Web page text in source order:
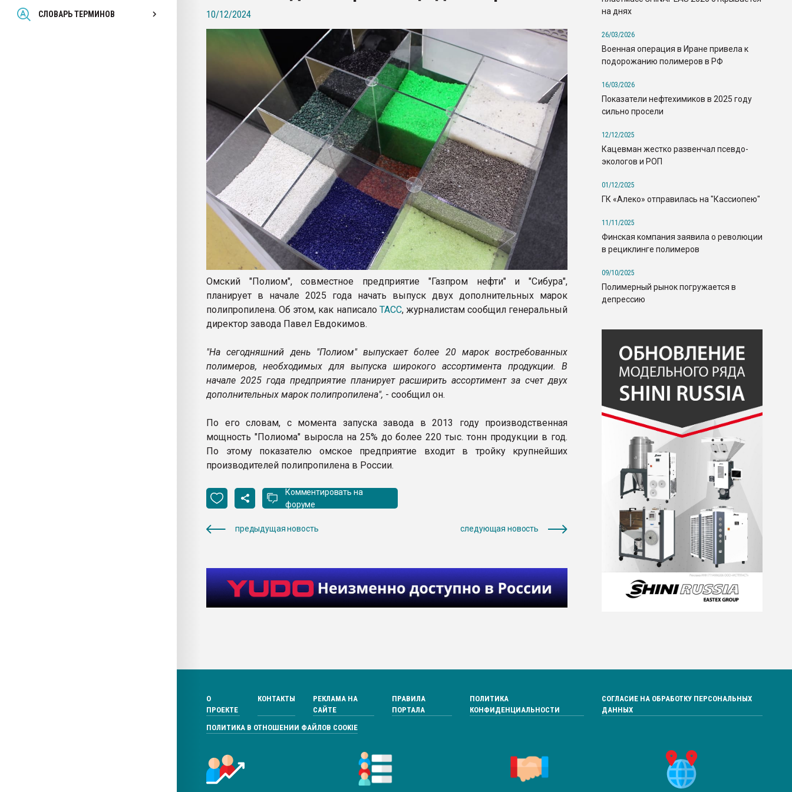
СЛОВАРЬ ТЕРМИНОВ
Всё, что касается выдува ПЭТ
бутылок
ПЕРЕЙТИ НА ФОРУМ
10/12/2024
Омский "Полиом", совместное предприятие "Газпром нефти" и "Сибура",
планирует в начале 2025 года начать выпуск двух дополнительных марок
полипропилена. Об этом, как написало ТАСС, журналистам сообщил генеральный
директор завода Павел Евдокимов.
"На сегодняшний день "Полиом" выпускает более 20 марок востребованных
полимеров, необходимых для выпуска широкого ассортимента продукции. В
начале 2025 года предприятие планирует расширить ассортимент за счет двух
дополнительных марок полипропилена", - сообщил он.
По его словам, с момента запуска завода в 2013 году производственная
мощность "Полиома" выросла на 25% до более 220 тыс. тонн продукции в год.
По этому показателю омское предприятие входит в тройку крупнейших
производителей полипропилена в России.
Комментировать на
форуме
предыдущая новость следующая новость
на днях
26/03/2026
Военная операция в Иране привела к
подорожанию полимеров в РФ
16/03/2026
Показатели нефтехимиков в 2025 году
сильно просели
12/12/2025
Кацевман жестко развенчал псевдо-
экологов и РОП
01/12/2025
ГК «Алеко» отправилась на "Кассиопею"
11/11/2025
Финская компания заявила о революции
в рециклинге полимеров
09/10/2025
Полимерный рынок погружается в
депрессию
О
ПРОЕКТЕ
КОНТАКТЫ
РЕКЛАМА НА
САЙТЕ
ПРАВИЛА
ПОРТАЛА
ПОЛИТИКА
КОНФИДЕНЦИАЛЬНОСТИ
СОГЛАСИЕ НА ОБРАБОТКУ ПЕРСОНАЛЬНЫХ
ДАННЫХ
ПОЛИТИКА В ОТНОШЕНИИ ФАЙЛОВ COOKIE